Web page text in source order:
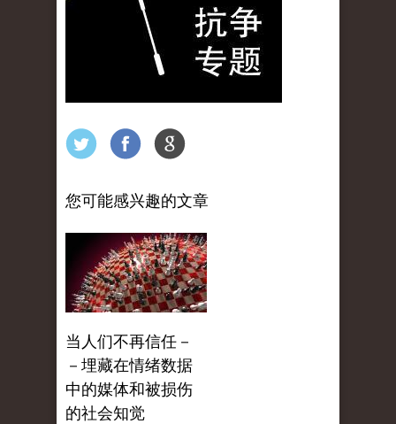
您可能感兴趣的文章
当人们不再信任－
－埋藏在情绪数据
中的媒体和被损伤
的社会知觉